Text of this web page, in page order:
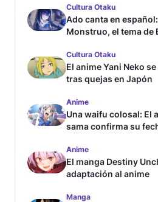
Cultura Otaku
Ado canta en
Monstruo, el tema de
Cultura Otaku
El anime Yani Neko
tras quejas en Japón
Anime
Una waifu colosal: El
sama confirma su
Anime
El manga Destiny
adaptación al anime
Manga